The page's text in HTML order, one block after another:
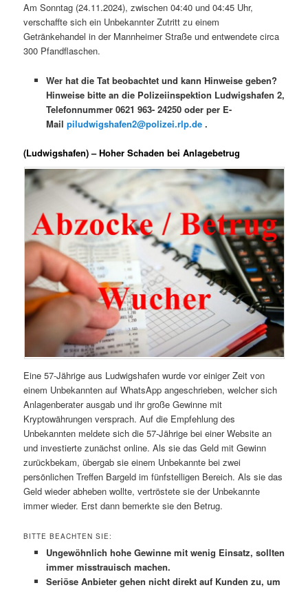
Am Sonntag (24.11.2024), zwischen 04:40 und 04:45 Uhr,
verschaffte sich ein Unbekannter Zutritt zu einem
Getränkehandel in der Mannheimer Straße und entwendete circa
300 Pfandflaschen.
Wer hat die Tat beobachtet und kann Hinweise geben?
Hinweise bitte an die Polizeiinspektion Ludwigshafen 2,
Telefonnummer 0621 963- 24250 oder per E-
Mail piludwigshafen2@polizei.rlp.de.
(Ludwigshafen) – Hoher Schaden bei Anlagebetrug
Eine 57-Jährige aus Ludwigshafen wurde vor einiger Zeit von
einem Unbekannten auf WhatsApp angeschrieben, welcher sich
Anlagenberater ausgab und ihr große Gewinne mit
Kryptowährungen versprach. Auf die Empfehlung des
Unbekannten meldete sich die 57-Jährige bei einer Website an
und investierte zunächst online. Als sie das Geld mit Gewinn
zurückbekam, übergab sie einem Unbekannte bei zwei
persönlichen Treffen Bargeld im fünfstelligen Bereich. Als sie das
Geld wieder abheben wollte, vertröstete sie der Unbekannte
immer wieder. Erst dann bemerkte sie den Betrug.
BITTE BEACHTEN SIE:
Ungewöhnlich hohe Gewinne mit wenig Einsatz, sollten
immer misstrauisch machen.
Seriöse Anbieter gehen nicht direkt auf Kunden zu, um